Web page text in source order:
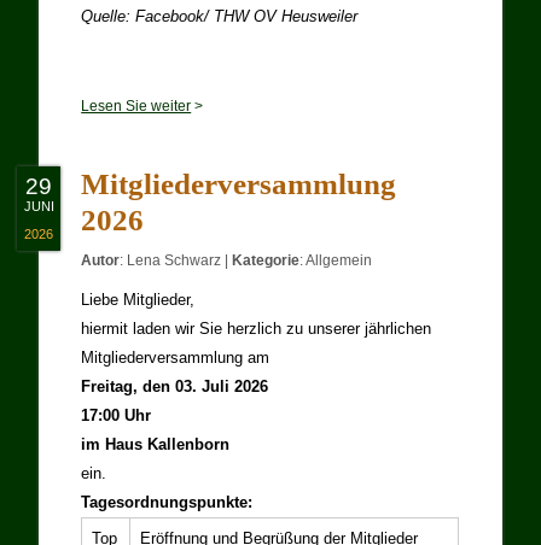
Quelle: Facebook/ THW OV Heusweiler
Lesen Sie weiter >
Mitgliederversammlung
2026
Autor: Lena Schwarz Kategorie:Allgemein
Liebe Mitglieder,
hiermit laden wir Sie herzlich zu unserer jährlichen
Mitgliederversammlung am
Freitag, den 03. Juli 2026
17:00 Uhr
im Haus Kallenborn
ein.
Tagesordnungspunkte:
Top
Eröffnung und Begrüßung der Mitglieder
29
JUNI
2026